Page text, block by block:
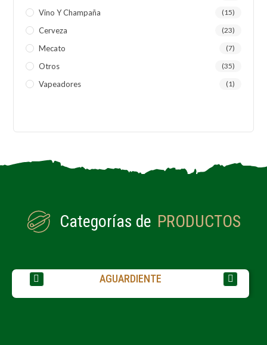
Vino Y Champaña (15)
Cerveza (23)
Mecato (7)
Otros (35)
Vapeadores (1)
Categorías de PRODUCTOS
AGUARDIENTE